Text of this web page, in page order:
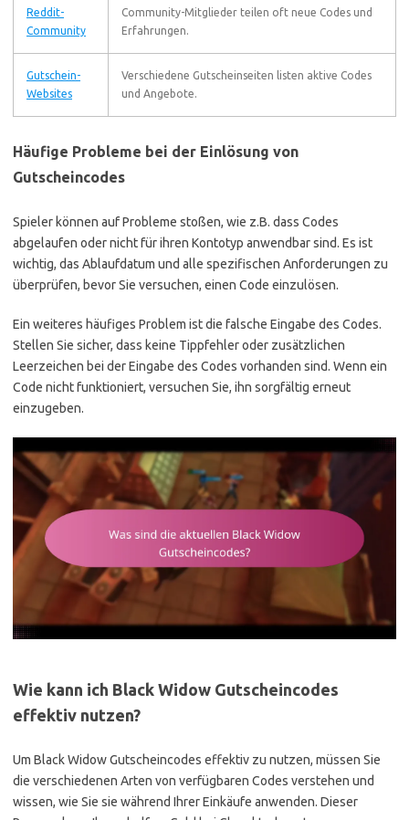
Reddit-
Community
Community-Mitglieder teilen oft neue Codes und
Erfahrungen.
Gutschein-
Websites
Verschiedene Gutscheinseiten listen aktive Codes
und Angebote.
Häufige Probleme bei der Einlösung von
Gutscheincodes
Spieler können auf Probleme stoßen, wie z.B. dass Codes
abgelaufen oder nicht für ihren Kontotyp anwendbar sind. Es ist
wichtig, das Ablaufdatum und alle spezifischen Anforderungen zu
überprüfen, bevor Sie versuchen, einen Code einzulösen.
Ein weiteres häufiges Problem ist die falsche Eingabe des Codes.
Stellen Sie sicher, dass keine Tippfehler oder zusätzlichen
Leerzeichen bei der Eingabe des Codes vorhanden sind. Wenn ein
Code nicht funktioniert, versuchen Sie, ihn sorgfältig erneut
einzugeben.
Wie kann ich Black Widow Gutscheincodes
effektiv nutzen?
Um Black Widow Gutscheincodes effektiv zu nutzen, müssen Sie
die verschiedenen Arten von verfügbaren Codes verstehen und
wissen, wie Sie sie während Ihrer Einkäufe anwenden. Dieser